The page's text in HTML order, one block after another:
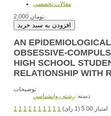
مقالات تخصصي
2,000 تومان
AN
OBSESSIVE-
HIGH SCHOOL
RELATIONSHIP WITH
توضیحات
دسته: رشته روانشناسي
1 1 1 1 1 1 1 1 1 1
امتیاز 5.00 (1 رای)